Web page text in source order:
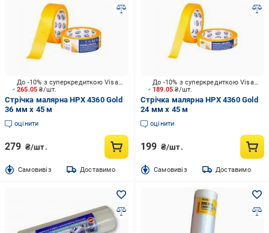
265.05₴/шт.
До -10% з суперкредиткою Visa Вигода
Стрічка малярна HPX 4360 Gold
36 мм x 45 м
оцінити
279 ₴/шт.
Cамовивіз Доставимо
189.05₴/шт.
До -10% з суперкредиткою Visa Вигода
Стрічка малярна HPX 4360 Gold
24 мм x 45 м
оцінити
199 ₴/шт.
Cамовивіз Доставимо